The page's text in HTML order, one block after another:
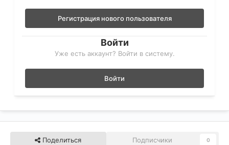
Регистрация нового пользователя
Войти
Уже есть аккаунт? Войти в систему.
Войти
Поделиться Подписчики 0